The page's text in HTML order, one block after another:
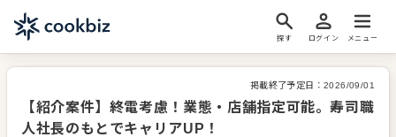
探す ログイン メニュー
掲載終了予定日： 2026/09/01
【紹介案件】終電考慮！業態・店舗指定可能。寿司職
人社長のもとでキャリアUP！